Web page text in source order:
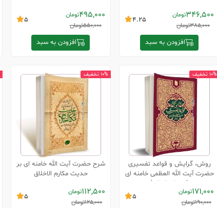
346,500تومان
385,000تومان
4.25
افزودن به سبد
495,000تومان
550,000تومان
5
افزودن به سبد
روش، گرایش و قواعد تفسیری
حضرت آیت الله العظمی خامنه ای
(مدظله العالی)
171,000تومان
190,000تومان
5
10% تخفیف
شرح حضرت آیت الله خامنه ای بر
حدیث مکارم الاخلاق
112,500تومان
125,000تومان
5
10% تخفیف